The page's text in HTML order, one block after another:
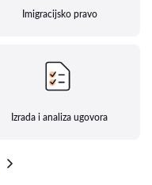
Imigracijsko pravo
Izrada i analiza ugovora